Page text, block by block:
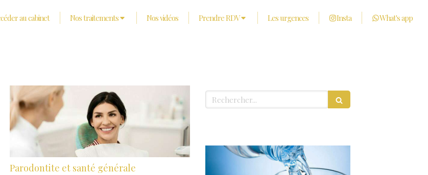
au cabinet Nos traitements Nos vidéos Prendre RDV Les urgences Insta What's app
Parodontite et santé générale
Rechercher